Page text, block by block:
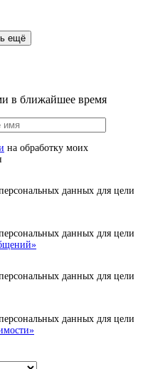
ещё
в ближайшее время
на обработку моих
данных для цели
данных для цели
данных для цели
данных для цели